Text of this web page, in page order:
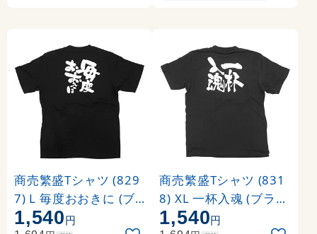
商売繁盛Tシャツ (829
7) L 毎度おおきに (ブ
ラック)
1,540円
商売繁盛Tシャツ (831
8) XL 一杯入魂 (ブラッ
ク)
1,540円